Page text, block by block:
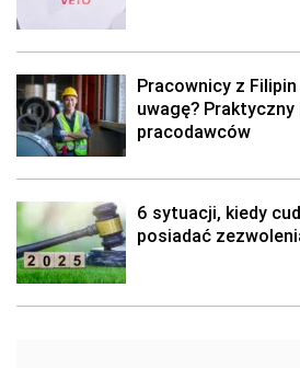
Pracownicy z
uwagę? Praktyczny
pracodawców
6 sytuacji, kiedy
posiadać